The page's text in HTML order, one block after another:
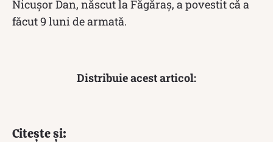
Nicușor Dan, născut la Făgăraș, a povestit că a
făcut 9 luni de armată.
Distribuie acest articol:
Citește și: